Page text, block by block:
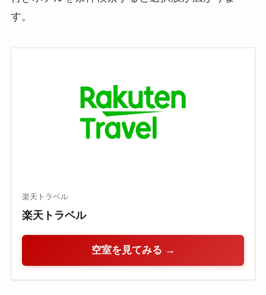
す。
楽天トラベル
楽天トラベル
空室を見てみる →